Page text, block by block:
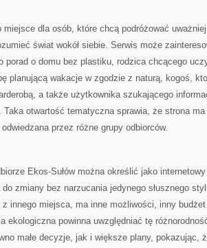
miejsce dla osób, które chcą podróżować
świat wokół siebie. Serwis może
porad o domu bez plastiku, rodzica chcącego
planującą wakacje w zgodzie z naturą, kogoś,
a także użytkownika szukającego
Taka otwartość tematyczna sprawia, że strona
przez różne grupy odbiorców.
Ekos-Sułów można określić jako
zmiany bez narzucania jedynego słusznego
z innego miejsca, ma inne możliwości, inny
ekologiczna powinna uwzględniać tę
małe decyzje, jak i większe plany, pokazując,